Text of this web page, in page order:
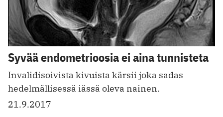
Syvää endometrioosia ei aina tunnisteta
Invalidisoivista kivuista kärsii joka sadas
hedelmällisessä iässä oleva nainen.
21.9.2017